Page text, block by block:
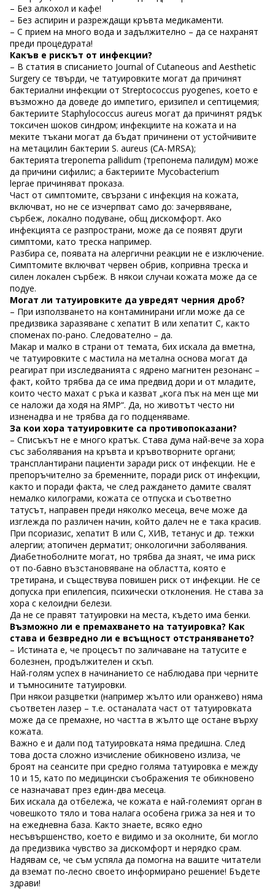
– Без алкохол и кафе!
– Без аспирин и разреждащи кръвта медикаменти.
– С прием на много вода и задължително – да се нахранят
преди процедурата!
Какъв е рискът от инфекции?
– В статия в списанието Journal of Cutaneous and Aesthetic
Surgery се твърди, че татуировките могат да причинят
бактериални инфекции от Streptococcus pyogenes, което е
възможно да доведе до импетиго, еризипел и септицемия;
бактериите Staphylococcus aureus могат да причинят рядък
токсичен шоков синдром; инфекциите на кожата и на
меките тъкани могат да бъдат причинени от устойчивите
на метацилин бактерии S. aureus (CA-MRSA);
бактерията treponema pallidum (трепонема палидум) може
да причини сифилис; а бактериите Mycobacterium
leprae причиняват проказа.
Част от симптомите, свързани с инфекция на кожата,
включват, но не се изчерпват само до: зачервяване,
сърбеж, локално подуване, общ дискомфорт. Ако
инфекцията се разпространи, може да се появят други
симптоми, като треска например.
Разбира се, появата на алергични реакции не е изключение.
Симптомите включват червен обрив, копривна треска и
силен локален сърбеж. В някои случаи кожата може да се
подуе.
Могат ли татуировките да увредят черния дроб?
– При използването на контаминирани игли може да се
предизвика заразяване с хепатит В или хепатит С, както
споменах по-рано. Следователно – да.
Макар и малко в страни от темата, бих искала да вметна,
че татуировките с мастила на метална основа могат да
реагират при изследванията с ядрено магнитен резонанс –
факт, който трябва да се има предвид дори и от младите,
които често махат с ръка и казват „кога пък на мен ще ми
се наложи да ходя на ЯМР“. Да, но животът често ни
изненадва и не трябва да го подценяваме.
За кои хора татуировките са противопоказани?
– Списъкът не е много кратък. Става дума най-вече за хора
със заболявания на кръвта и кръвотворните органи;
трансплантирани пациенти заради риск от инфекции. Не е
препоръчително за бременните, поради риск от инфекции,
както и поради факта, че след раждането дамите свалят
немалко килограми, кожата се отпуска и съответно
татусът, направен преди няколко месеца, вече може да
изглежда по различен начин, който далеч не е така красив.
При псориазис, хепатит В или С, ХИВ, тетанус и др. тежки
алергии; атопичен дерматит; онкологични заболявания.
Диабетноболните могат, но трябва да знаят, че има риск
от по-бавно възстановяване на областта, която е
третирана, и съществува повишен риск от инфекции. Не се
допуска при епилепсия, психически отклонения. Не става за
хора с келоидни белези.
Да не се правят татуировки на места, където има бенки.
Възможно ли е премахването на татуировка? Как
става и безвредно ли е всъщност отстраняването?
– Истината е, че процесът по заличаване на татусите е
болезнен, продължителен и скъп.
Най-голям успех в начинанието се наблюдава при черните
и тъмносините татуировки.
При някои разцветки (например жълто или оранжево) няма
съответен лазер – т.е. останалата част от татуировката
може да се премахне, но частта в жълто ще остане върху
кожата.
Важно е и дали под татуировката няма предишна. След
това доста сложно изчисление обикновено излиза, че
броят на сеансите при средно голяма татуировка е между
10 и 15, като по медицински съображения те обикновено
се назначават през един-два месеца.
Бих искала да отбележа, че кожата е най-големият орган в
човешкото тяло и това налага особена грижа за нея и то
на ежедневна база. Както знаете, всяко едно
несъвършенство, което е видимо и за околните, би могло
да предизвика чувство за дискомфорт и нерядко срам.
Надявам се, че съм успяла да помогна на вашите читатели
да вземат по-лесно своето информирано решение! Бъдете
здрави!